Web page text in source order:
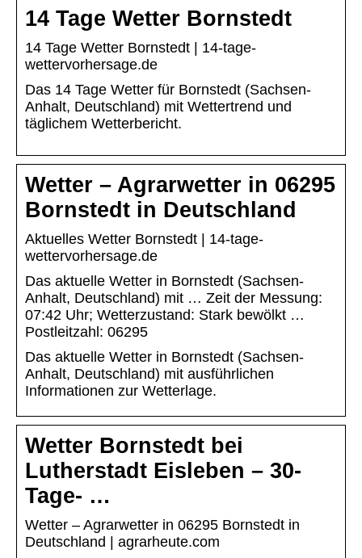
14 Tage Wetter Bornstedt
14 Tage Wetter Bornstedt | 14-tage-
wettervorhersage.de
Das 14 Tage Wetter für Bornstedt (Sachsen-
Anhalt, Deutschland) mit Wettertrend und
täglichem Wetterbericht.
Wetter – Agrarwetter in 06295
Bornstedt in Deutschland
Aktuelles Wetter Bornstedt | 14-tage-
wettervorhersage.de
Das aktuelle Wetter in Bornstedt (Sachsen-
Anhalt, Deutschland) mit … Zeit der Messung:
07:42 Uhr; Wetterzustand: Stark bewölkt …
Postleitzahl: 06295
Das aktuelle Wetter in Bornstedt (Sachsen-
Anhalt, Deutschland) mit ausführlichen
Informationen zur Wetterlage.
Wetter Bornstedt bei
Lutherstadt Eisleben – 30-
Tage- …
Wetter – Agrarwetter in 06295 Bornstedt in
Deutschland | agrarheute.com